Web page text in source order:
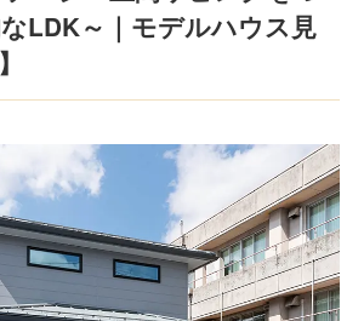
LDK～｜モデルハウス見